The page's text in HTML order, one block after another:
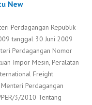
New
Perdagangan Republik
tanggal 30 Juni 2009
Perdagangan Nomor
Impor Mesin, Peralatan
Freight
Perdagangan
3/2010 Tentang